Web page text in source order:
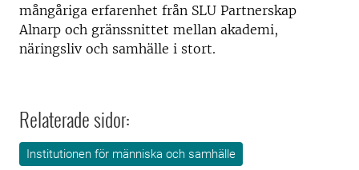
mångåriga erfarenhet från SLU Partnerskap
Alnarp och gränssnittet mellan akademi,
näringsliv och samhälle i stort.
Relaterade sidor:
Institutionen för människa och samhälle